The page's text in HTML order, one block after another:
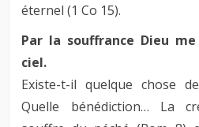
éternel (1 Co 15).
Par la souffrance Dieu
ciel.
Existe-t-il quelque chose
Quelle bénédiction… La